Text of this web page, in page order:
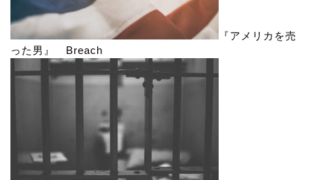
『アメリカを売
った男』 Breach